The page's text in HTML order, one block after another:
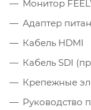
Монитор
Адаптер
Кабель HDMI
Кабель SDI
Крепежные
Руководство